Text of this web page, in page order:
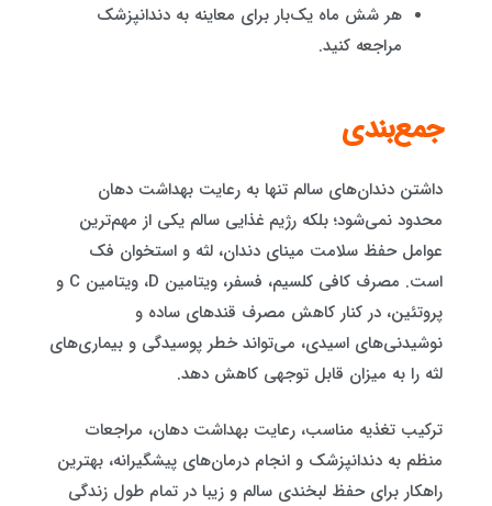
هر شش ماه یک‌بار برای معاینه به دندانپزشک
مراجعه کنید.
جمع‌بندی
داشتن دندان‌های سالم تنها به رعایت بهداشت دهان
محدود نمی‌شود؛ بلکه رژیم غذایی سالم یکی از مهم‌ترین
عوامل حفظ سلامت مینای دندان، لثه و استخوان فک
است. مصرف کافی کلسیم، فسفر، ویتامین D، ویتامین C و
پروتئین، در کنار کاهش مصرف قندهای ساده و
نوشیدنی‌های اسیدی، می‌تواند خطر پوسیدگی و بیماری‌های
لثه را به میزان قابل توجهی کاهش دهد.
ترکیب تغذیه مناسب، رعایت بهداشت دهان، مراجعات
منظم به دندانپزشک و انجام درمان‌های پیشگیرانه، بهترین
راهکار برای حفظ لبخندی سالم و زیبا در تمام طول زندگی